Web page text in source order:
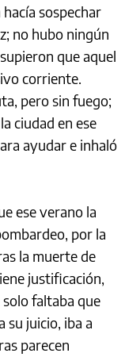
sospechar
no hubo ningún
que aquel
corriente.
pero sin fuego;
ciudad en ese
ayudar e inhaló
ese verano la
por la
la muerte de
justificación,
faltaba que
su juicio, iba a
parecen